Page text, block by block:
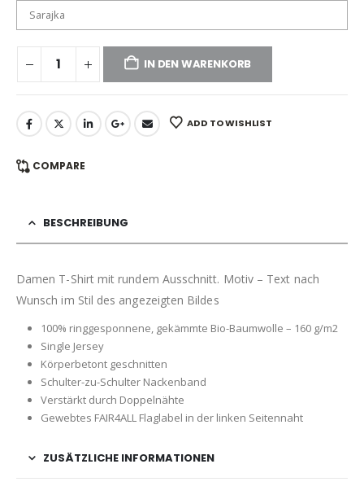
IN DEN WARENKORB
ADD TO WISHLIST
COMPARE
BESCHREIBUNG
Damen T-Shirt mit rundem Ausschnitt. Motiv – Text nach
Wunsch im Stil des angezeigten Bildes
100% ringgesponnene, gekämmte Bio-Baumwolle – 160 g/m2
Single Jersey
Körperbetont geschnitten
Schulter-zu-Schulter Nackenband
Verstärkt durch Doppelnähte
Gewebtes FAIR4ALL Flaglabel in der linken Seitennaht
ZUSÄTZLICHE INFORMATIONEN